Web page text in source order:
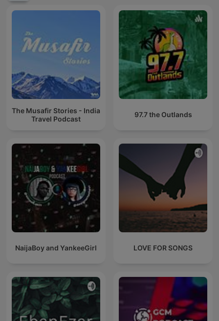
The Musafir Stories - India
Travel Podcast
97.7 the Outlands
NaijaBoy and YankeeGirl LOVE FOR SONGS